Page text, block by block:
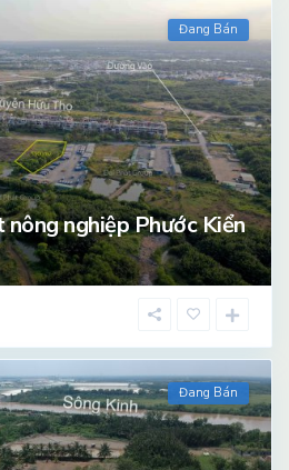
Đang Bán
nghiệp Phước Kiển
Đang Bán